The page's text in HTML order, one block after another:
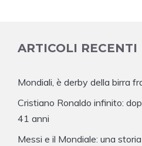
ARTICOLI RECENTI
Mondiali, è derby della birra
Cristiano Ronaldo infinito:
41 anni
Messi e il Mondiale: una